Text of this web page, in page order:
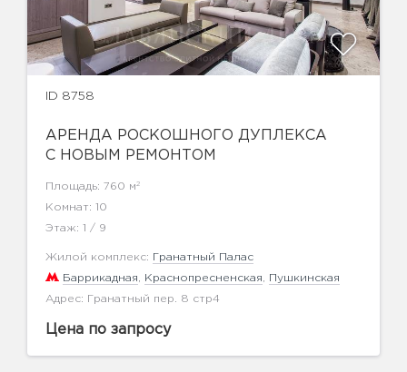
ID 8758
АРЕНДА РОСКОШНОГО ДУПЛЕКСА
С НОВЫМ РЕМОНТОМ
Площадь: 760 м 2
Комнат: 10
Этаж: 1 / 9
Жилой комплекс: Гранатный Палас
Баррикадная Краснопресненская Пушкинская
Адрес: Гранатный пер. 8 стр4
Цена по запросу